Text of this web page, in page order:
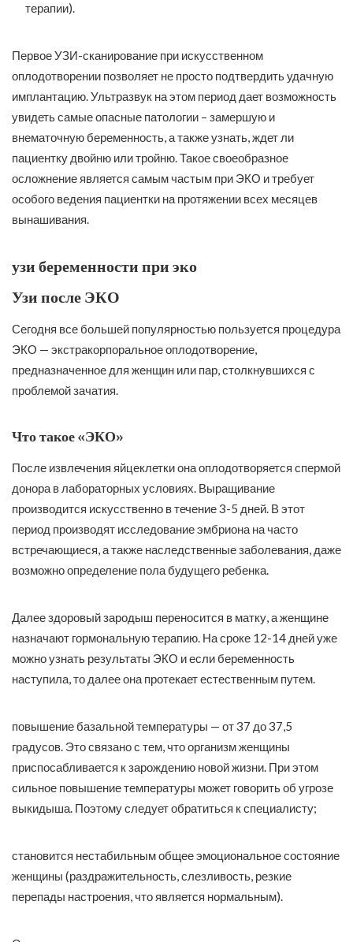
терапии).
Первое УЗИ-сканирование при искусственном
оплодотворении позволяет не просто подтвердить удачную
имплантацию. Ультразвук на этом период дает возможность
увидеть самые опасные патологии – замершую и
внематочную беременность, а также узнать, ждет ли
пациентку двойню или тройню. Такое своеобразное
осложнение является самым частым при ЭКО и требует
особого ведения пациентки на протяжении всех месяцев
вынашивания.
узи беременности при эко
Узи после ЭКО
Сегодня все большей популярностью пользуется процедура
ЭКО — экстракорпоральное оплодотворение,
предназначенное для женщин или пар, столкнувшихся с
проблемой зачатия.
Что такое «ЭКО»
После извлечения яйцеклетки она оплодотворяется спермой
донора в лабораторных условиях. Выращивание
производится искусственно в течение 3-5 дней. В этот
период производят исследование эмбриона на часто
встречающиеся, а также наследственные заболевания, даже
возможно определение пола будущего ребенка.
Далее здоровый зародыш переносится в матку, а женщине
назначают гормональную терапию. На сроке 12-14 дней уже
можно узнать результаты ЭКО и если беременность
наступила, то далее она протекает естественным путем.
повышение базальной температуры — от 37 до 37,5
градусов. Это связано с тем, что организм женщины
приспосабливается к зарождению новой жизни. При этом
сильное повышение температуры может говорить об угрозе
выкидыша. Поэтому следует обратиться к специалисту;
становится нестабильным общее эмоциональное состояние
женщины (раздражительность, слезливость, резкие
перепады настроения, что является нормальным).